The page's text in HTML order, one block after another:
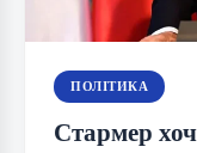
ПОЛІТИКА
Стармер